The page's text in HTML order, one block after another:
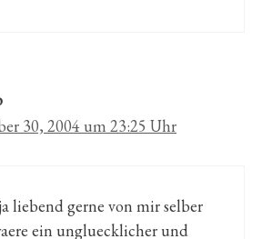
30, 2004 um 23:25 Uhr
liebend gerne von mir selber
ein ungluecklicher und